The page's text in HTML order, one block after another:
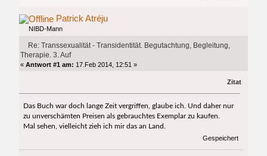
Patrick Atréju
NIBD-Mann
Re: Transsexualität - Transidentität. Begutachtung, Begleitung,
Therapie. 3. Auf
«Antwort #1 am: 17.Feb 2014, 12:51 »
Zitat
Das Buch war doch lange Zeit vergriffen, glaube ich. Und daher nur
zu unverschämten Preisen als gebrauchtes Exemplar zu kaufen.
Mal sehen, vielleicht zieh ich mir das an Land.
Gespeichert